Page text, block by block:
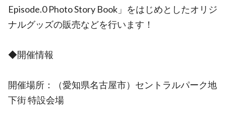
Episode.0 Photo Story Book」をはじめとしたオリジ
ナルグッズの販売などを行います！
◆開催情報
開催場所：（愛知県名古屋市）セントラルパーク地
下街 特設会場